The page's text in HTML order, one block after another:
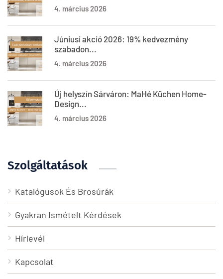
4. március 2026
Júniusi akció 2026: 19% kedvezmény
szabadon...
4. március 2026
Új helyszín Sárváron: MaHé Küchen Home-
Design...
4. március 2026
Szolgáltatások
Katalógusok És Brosúrák
Gyakran Ismételt Kérdések
Hírlevél
Kapcsolat